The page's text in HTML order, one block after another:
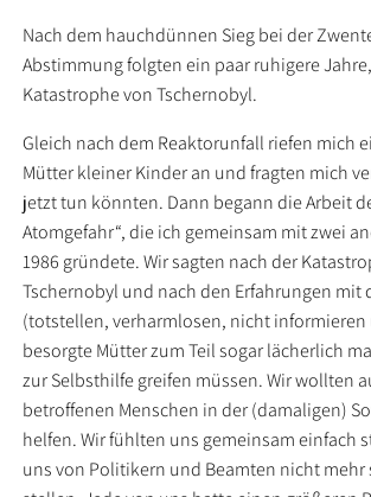
Nach dem hauchdünnen Sieg bei der
Abstimmung folgten ein paar ruhigere
Katastrophe von Tschernobyl.
Gleich nach dem Reaktorunfall riefen mich
Mütter kleiner Kinder an und fragten mich
jetzt tun könnten. Dann begann die Arbeit
Atomgefahr“, die ich gemeinsam mit zwei
1986 gründete. Wir sagten nach der
Tschernobyl und nach den Erfahrungen mit
(totstellen, verharmlosen, nicht informieren
besorgte Mütter zum Teil sogar lächerlich
zur Selbsthilfe greifen müssen. Wir wollten
betroffenen Menschen in der (damaligen)
helfen. Wir fühlten uns gemeinsam einfach
uns von Politikern und Beamten nicht mehr